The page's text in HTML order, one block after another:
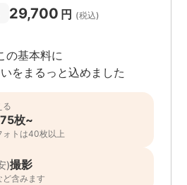
29,700 円 (税込)
の基本料に
をまるっと込めました
る
枚~
ォトは40枚以上
)撮影
ど含みます